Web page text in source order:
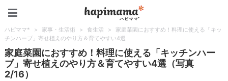
ハピママ* > 家事・生活術 > 食生活 >
家庭菜園におすすめ！料理に使える「キッ
チンハーブ」寄せ植えのやり方＆育てやすい4選
家庭菜園におすすめ！料理に使える「キッチンハー
ブ」寄せ植えのやり方＆育てやすい4選（写真
2/16）